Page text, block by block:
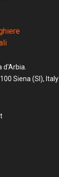
d'Arbia.
Siena (SI), Italy